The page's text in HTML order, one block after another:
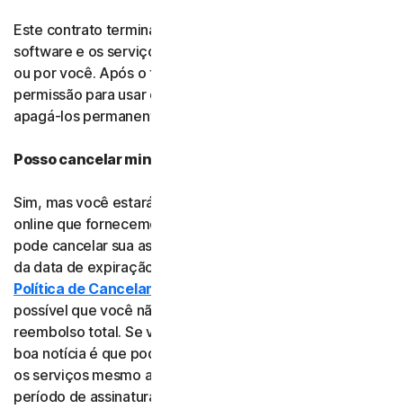
Este contrato termina quando seu direito de acessar o
software e os serviços expirar ou for encerrado por nós
ou por você. Após o término, você não terá mais
permissão para usar o software e os serviços e deverá
apagá-los permanentemente de seus dispositivos.
Posso cancelar minha assinatura?
Sim, mas você estará desistindo de toda a proteção
online que fornecemos. Caso tenha certeza disso, você
pode cancelar sua assinatura a qualquer momento antes
da data de expiração dela. No entanto, consulte nossa
Política de Cancelamento e Reembolso
possível que você não atenda aos critérios para um
reembolso total. Se você não atender aos critérios, a
boa notícia é que poderá continuar usando o software e
os serviços mesmo após o cancelamento, até o fim do
período de assinatura já pago.